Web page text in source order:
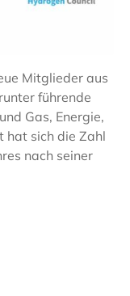
Mitglieder aus
führende
Gas, Energie,
hat sich die Zahl
nach seiner